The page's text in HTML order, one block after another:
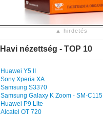
▲ hirdetés
Havi nézettség - TOP 10
Huawei Y5 II
Sony Xperia XA
Samsung S3370
Samsung Galaxy K Zoom - SM-C115
Huawei P9 Lite
Alcatel OT 720